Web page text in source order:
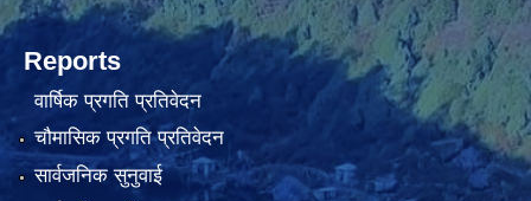
Reports
वार्षिक प्रगति प्रतिवेदन
चौमासिक प्रगति प्रतिवेदन
सार्वजनिक सुनुवाई